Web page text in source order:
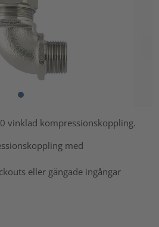
vinklad kompressionskoppling.
med
eller gängade ingångar